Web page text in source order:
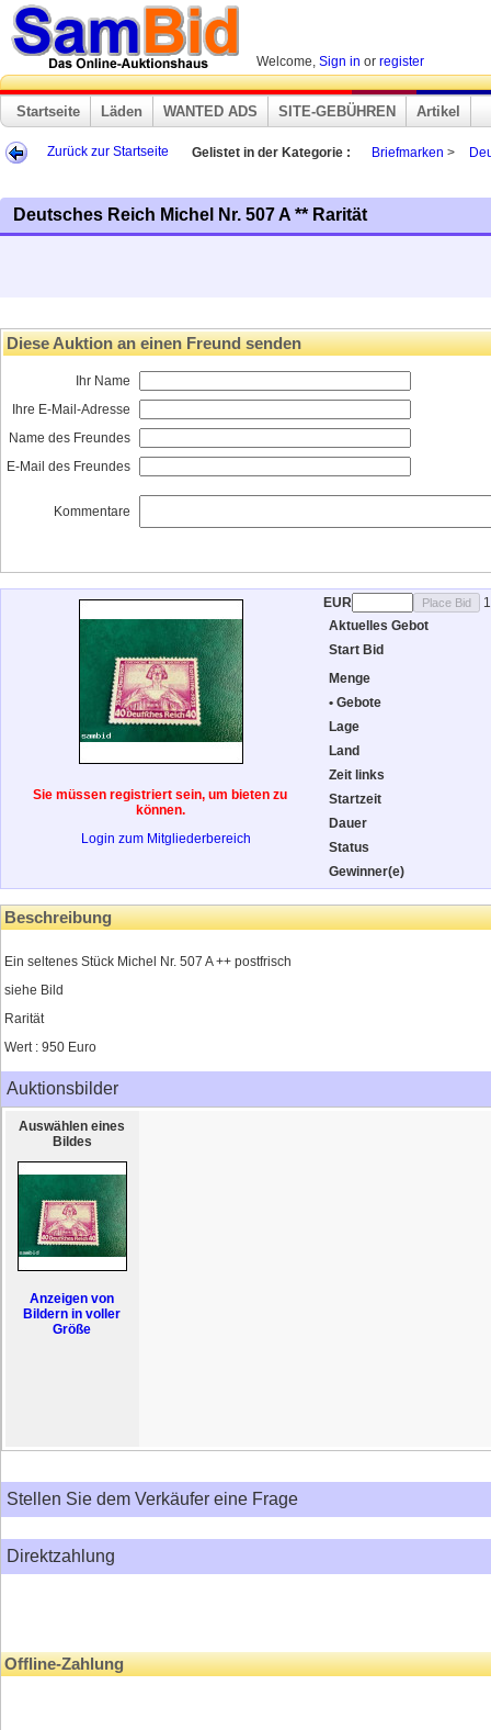
Welcome, Sign in or register
Startseite Läden WANTED ADS SITE-GEBÜHREN Artikel
Zurück zur Startseite Gelistet in der Kategorie : Briefmarken >
Deutsches Reich Michel Nr. 507 A ** Rarität
Diese Auktion an einen Freund senden
Ihr Name
Ihre E-Mail-Adresse
Name des Freundes
E-Mail des Freundes
Kommentare
Sie müssen registriert sein, um bieten zu
können.
Login zum Mitgliederbereich
EUR
Aktuelles Gebot
Start Bid
Menge
• Gebote
Lage
Land
Zeit links
Startzeit
Dauer
Status
Gewinner(e)
Beschreibung
Ein seltenes Stück Michel Nr. 507 A ++ postfrisch
siehe Bild
Rarität
Wert : 950 Euro
Auktionsbilder
Auswählen eines
Bildes
Anzeigen von
Bildern in voller
Größe
Stellen Sie dem Verkäufer eine Frage
Direktzahlung
Offline-Zahlung